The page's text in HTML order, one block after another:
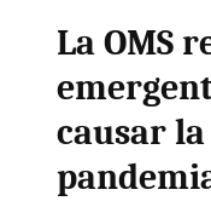
La OMS
causar